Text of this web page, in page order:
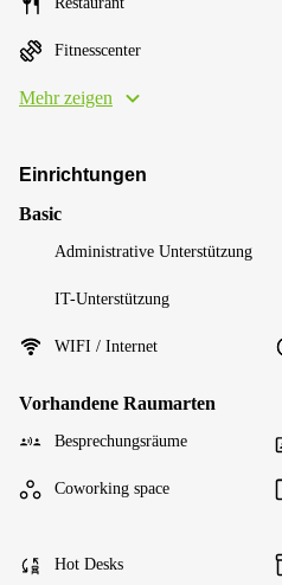
Fitnesscenter
Mehr zeigen
Einrichtungen
Basic
Administrative Unterstützung
IT-Unterstützung
WIFI / Internet
Vorhandene Raumarten
Besprechungsräume
Coworking space
Hot Desks